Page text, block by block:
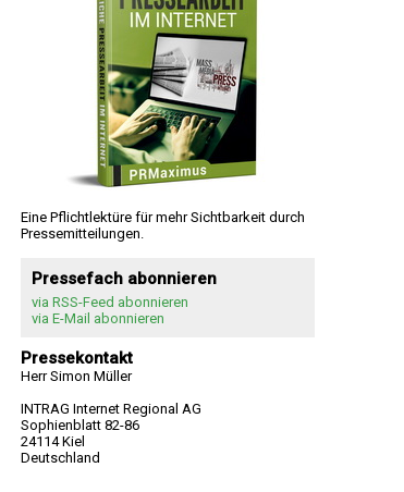
Eine Pflichtlektüre für mehr Sichtbarkeit durch
Pressemitteilungen.
Pressefach abonnieren
via RSS-Feed abonnieren
via E-Mail abonnieren
Pressekontakt
Herr Simon Müller
INTRAG Internet Regional AG
Sophienblatt 82-86
24114 Kiel
Deutschland